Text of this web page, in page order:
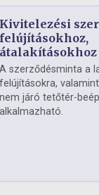
Kivitelezési
felújításokhoz,
átalakításokhoz
A szerződésminta a
felújításokra,
nem járó tetőtér-
alkalmazható.